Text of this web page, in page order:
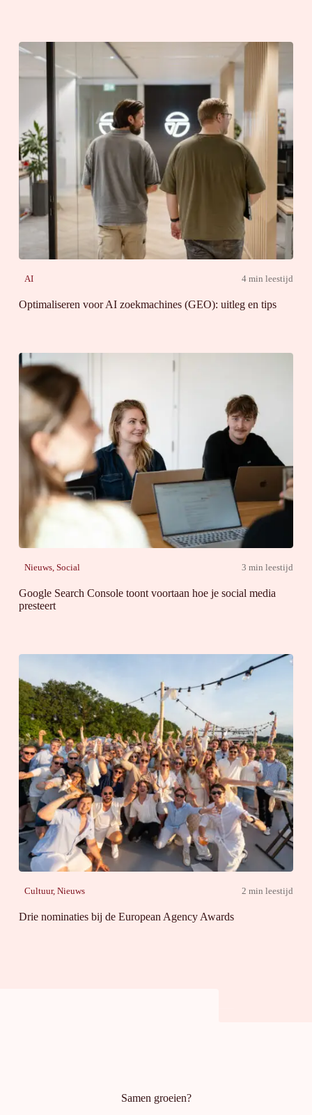
AI 4 min leestijd
Optimaliseren voor AI zoekmachines (GEO): uitleg en tips
Nieuws, Social 3 min leestijd
Google Search Console toont voortaan hoe je social media
presteert
Cultuur, Nieuws 2 min leestijd
Drie nominaties bij de European Agency Awards
Samen groeien?